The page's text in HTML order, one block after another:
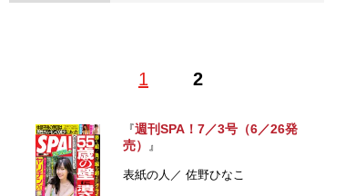
1 2
『週刊SPA！7／3号（6／26発
売）
』
表紙の人／ 佐野ひなこ